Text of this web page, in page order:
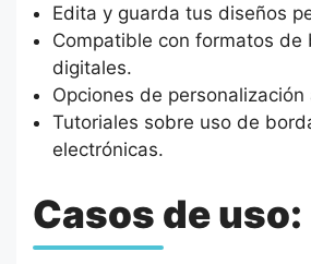
Edita y guarda tus diseños
Compatible con formatos de
digitales.
Opciones de personalización
Tutoriales sobre uso de
electrónicas.
Casos de uso: